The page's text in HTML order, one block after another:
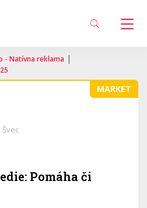
- Natívna reklama |
MARKET
Pomáha či